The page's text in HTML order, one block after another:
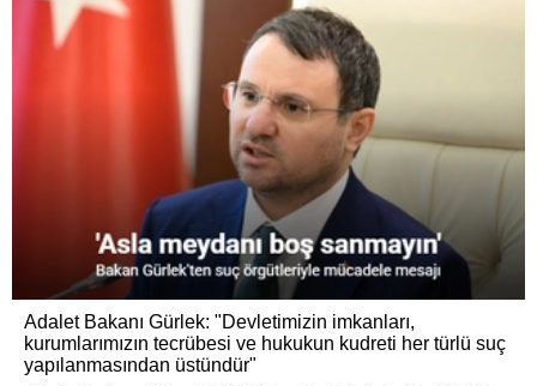
Adalet Bakanı Gürlek: "Devletimizin imkanları,
kurumlarımızın tecrübesi ve hukukun kudreti her türlü suç
yapılanmasından üstündür"